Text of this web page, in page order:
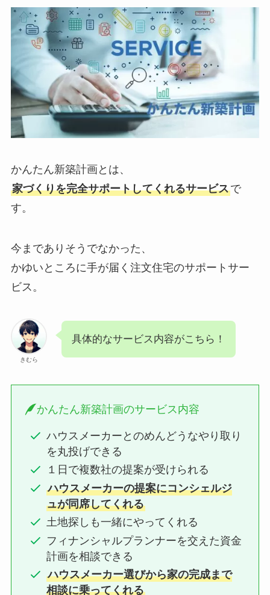
かんたん新築計画とは、
家づくりを完全サポートしてくれるサービスで
す。
今までありそうでなかった、
かゆいところに手が届く注文住宅のサポートサー
ビス。
きむら
具体的なサービス内容がこちら！
かんたん新築計画のサービス内容
ハウスメーカーとのめんどうなやり取り
を丸投げできる
１日で複数社の提案が受けられる
ハウスメーカーの提案にコンシェルジ
ュが同席してくれる
土地探しも一緒にやってくれる
フィナンシャルプランナーを交えた資金
計画を相談できる
ハウスメーカー選びから家の完成まで
相談に乗ってくれる